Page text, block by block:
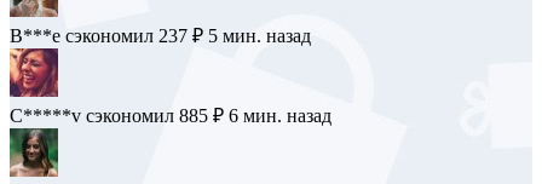
B***e сэкономил 237 ₽ 5 мин. назад
C*****v сэкономил 885 ₽ 6 мин. назад